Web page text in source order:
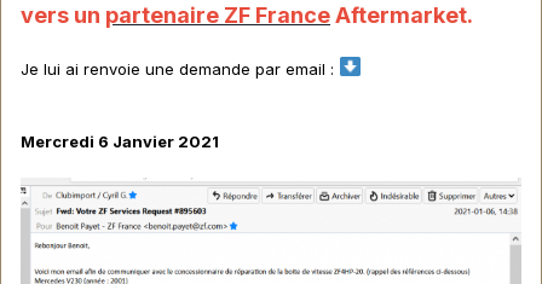
vers un partenaire ZF FranceAftermarket.
Je lui ai renvoie une demande par email :
Mercredi 6 Janvier 2021